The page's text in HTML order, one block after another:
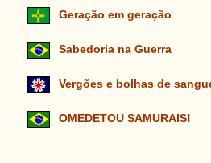
Geração em geração
Sabedoria na Guerra
Vergões e bolhas de
OMEDETOU SAMURAIS!